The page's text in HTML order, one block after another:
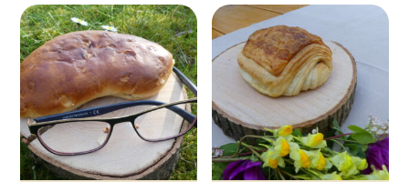
plusieurs
variations.
Les
options
peuvent
être
choisies
sur
la
page
du
produit
plusieurs
variations.
Les
options
peuvent
choisies
sur
la
page
du
produit